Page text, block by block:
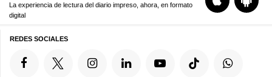
La experiencia de lectura del diario impreso, ahora, en formato
digital
REDES SOCIALES